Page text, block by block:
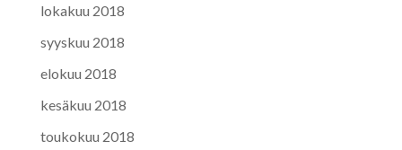
lokakuu 2018
syyskuu 2018
elokuu 2018
kesäkuu 2018
toukokuu 2018